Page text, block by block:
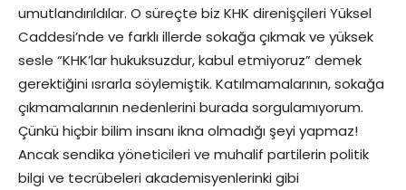
umutlandırıldılar. O süreçte biz KHK direnişçileri Yüksel
Caddesi’nde ve farklı illerde sokağa çıkmak ve yüksek
sesle “KHK’lar hukuksuzdur, kabul etmiyoruz” demek
gerektiğini ısrarla söylemiştik. Katılmamalarının, sokağa
çıkmamalarının nedenlerini burada sorgulamıyorum.
Çünkü hiçbir bilim insanı ikna olmadığı şeyi yapmaz!
Ancak sendika yöneticileri ve muhalif partilerin politik
bilgi ve tecrübeleri akademisyenlerinki gibi